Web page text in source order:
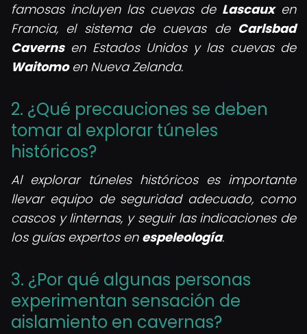
famosas incluyen las cuevas de Lascauxen
Francia, el sistema de cuevas de Carlsbad
Cavernsen Estados Unidos y las cuevas de
Waitomoen Nueva Zelanda.
2. ¿Qué precauciones se deben
tomar al explorar túneles
históricos?
Al explorar túneles históricos es importante
llevar equipo de seguridad adecuado, como
cascos y linternas, y seguir las indicaciones de
los guías expertos en espeleología.
3. ¿Por qué algunas personas
experimentan sensación de
aislamiento en cavernas?